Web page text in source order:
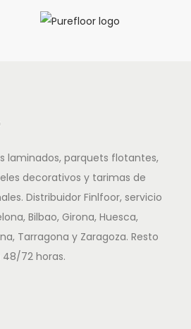
laminados, parquets flotantes,
decorativos y tarimas de
Distribuidor Finlfoor, servicio
Bilbao, Girona, Huesca,
Tarragona y Zaragoza. Resto
72 horas.